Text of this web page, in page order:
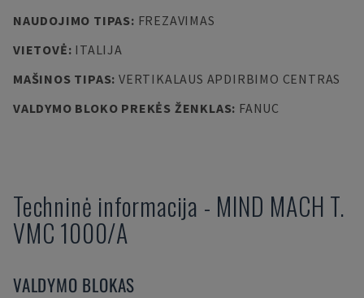
NAUDOJIMO TIPAS: FREZAVIMAS
VIETOVĖ: ITALIJA
MAŠINOS TIPAS: VERTIKALAUS APDIRBIMO CENTRAS
VALDYMO BLOKO PREKĖS ŽENKLAS: FANUC
Techninė informacija - MIND MACH T.
VMC 1000/A
VALDYMO BLOKAS